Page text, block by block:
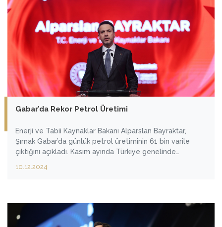
Gabar’da Rekor Petrol Üretimi
Enerji ve Tabii Kaynaklar Bakanı Alparslan Bayraktar,
Şırnak Gabar’da günlük petrol üretiminin 61 bin varile
çıktığını açıkladı. Kasım ayında Türkiye genelinde
rekor kırdıklarını belirten Bakan Bayraktar, “Kasım ayında
10.12.2024